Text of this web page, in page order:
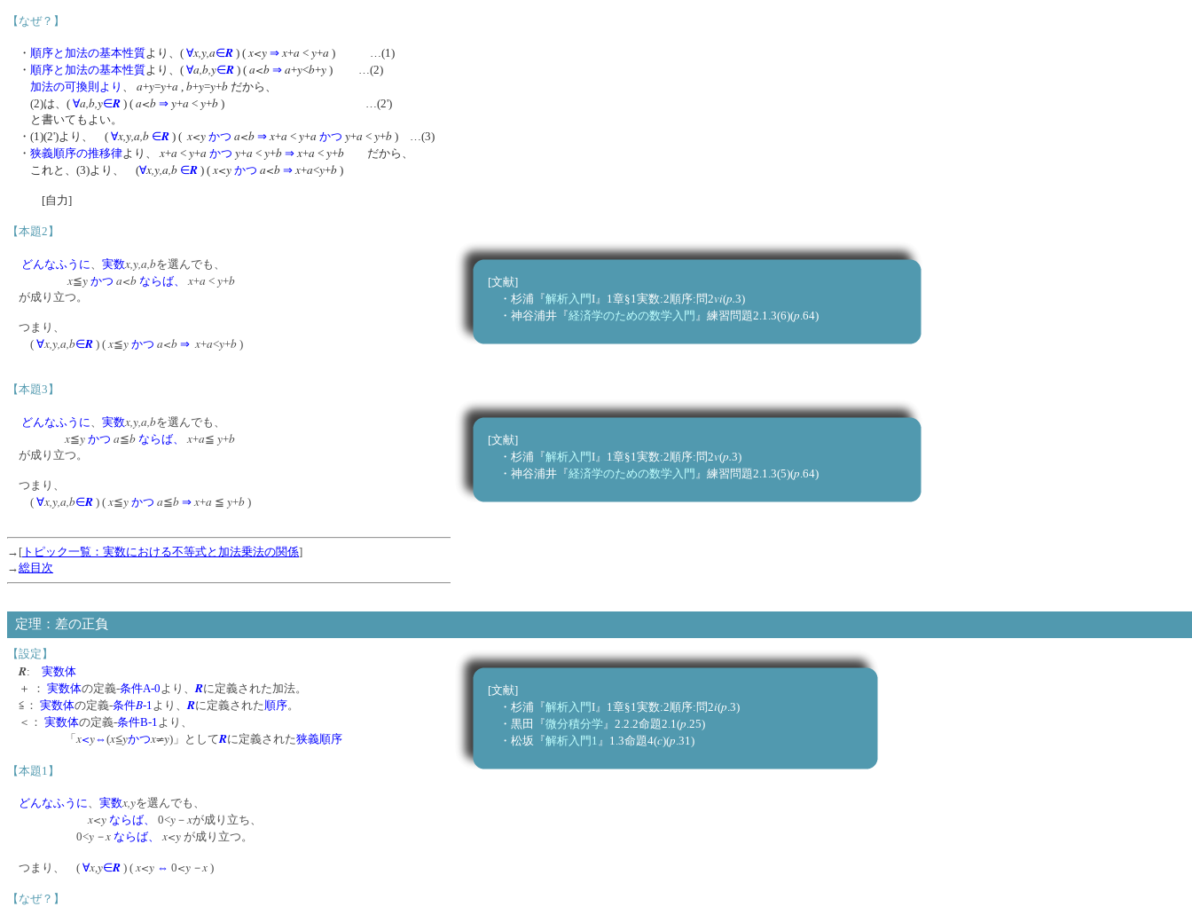
【なぜ？】
・ 順序と加法の基本性質より、( ∀x,y,a∈R ) ( x<y ⇒ x+a < y+a ) …(1)
・ 順序と加法の基本性質より、( ∀a,b,y∈R ) ( a<b ⇒ a+y<b+y ) …(2)
加法の可換則より
a+y=y+a b+y=y+b だから、
(2)は、( ∀a,b,y∈R ) ( a<b ⇒ y+a < y+b ) …(2')
と書いてもよい。
・(1)(2')より、 ( ∀x,y,a,b ∈R ) ( x<y かつ a<b ⇒ x+a < y+a かつ y+a < y+b ) …(3)
・ 狭義順序の推移律より、 x+a < y+a かつ y+a < y+b ⇒ x+a < y+b だから、
これと、(3)より、 (∀x,y,a,b ∈R ) ( x<y かつ a<b ⇒ x+a<y+b )
[自力]
【本題2】
どんなふうに 実数x,y,a,bを選んでも、
x≦y かつ a<b ならば、 x+a < y+b
が成り立つ。
つまり、
( ∀x,y,a,b∈R ) ( x≦y かつ a<b ⇒ x+a<y+b )
[文献]
・杉浦『解析入門I』1章§1実数:2順序:問2vi(p.3)
・神谷浦井『経済学のための数学入門 』練習問題2.1.3(6)(p .64)
【本題3】
どんなふうに 実数x,y,a,bを選んでも、
x≦y かつ a≦b ならば、 x+a≦ y+b
が成り立つ。
つまり、
( ∀x,y,a,b∈R ) ( x≦y かつ a≦b ⇒ x+a ≦ y+b )
[文献]
・杉浦『解析入門I』1章§1実数:2順序:問2v(p.3)
・神谷浦井『経済学のための数学入門 』練習問題2.1.3(5)(p .64)
→[ トピック一覧：実数における不等式と加法乗法の関係]
→総目次
定理：差の正負
【設定】
R: 実数体
＋ ： 実数体の定義‐条件A-0より、Rに定義された加法。
≦： 実数体の定義‐条件B-1より、Rに定義された順序。
＜： 実数体の定義‐条件B-1より、
「x<y ⇔ (x≦yかつx≠y)」としてRに定義された狭義順序
【本題1】
どんなふうに 実数x,yを選んでも、
x<y ならば、 0<y － xが成り立ち、
0<y－x ならば、 x<y が成り立つ。
つまり、 ( ∀xy∈R ) ( x<y ⇔ 0<y－x )
【なぜ？】
[文献]
・杉浦『解析入門I』1章§1実数:2順序:問2i(p .3)
・黒田『微分積分学 』2.2.2命題2.1(p .25)
・松坂『解析入門1 』1.3命題4(c)(p .31)